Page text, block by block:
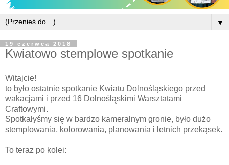
▼
19 czerwca 2018
Kwiatowo stemplowe spotkanie
Witajcie!
to było ostatnie spotkanie Kwiatu Dolnośląskiego przed
wakacjami i przed 16 Dolnośląskimi Warsztatami
Craftowymi.
Spotkałyśmy się w bardzo kameralnym gronie, było dużo
stemplowania, kolorowania, planowania i letnich przekąsek.
To teraz po kolei: